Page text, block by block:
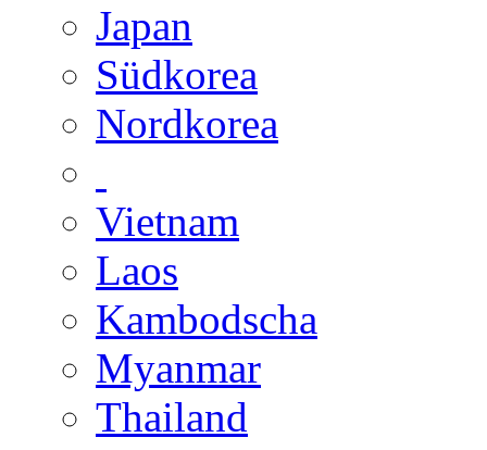
Japan
Südkorea
Nordkorea
Vietnam
Laos
Kambodscha
Myanmar
Thailand